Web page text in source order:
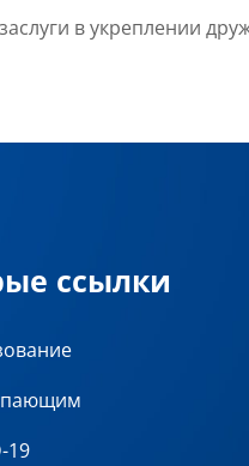
в укреплении
ссылки
19